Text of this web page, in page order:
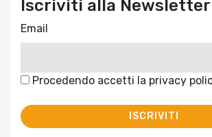
Iscriviti alla Newsletter
Email
Procedendo accetti la privacy